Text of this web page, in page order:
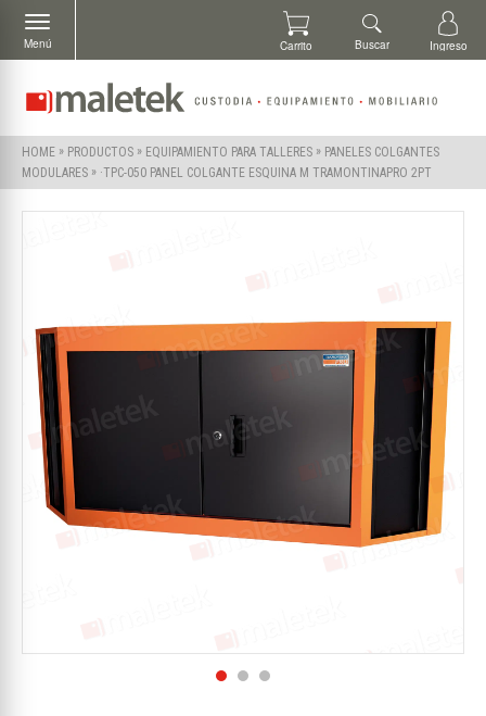
HOME » PRODUCTOS » EQUIPAMIENTO PARA TALLERES » PANELES COLGANTES
MODULARES » ·TPC-050 PANEL COLGANTE ESQUINA M TRAMONTINAPRO 2PT
Menú Carrito Buscar Ingreso